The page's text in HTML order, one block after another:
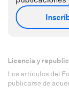
Licencia y
Los artículos del
publicarse de